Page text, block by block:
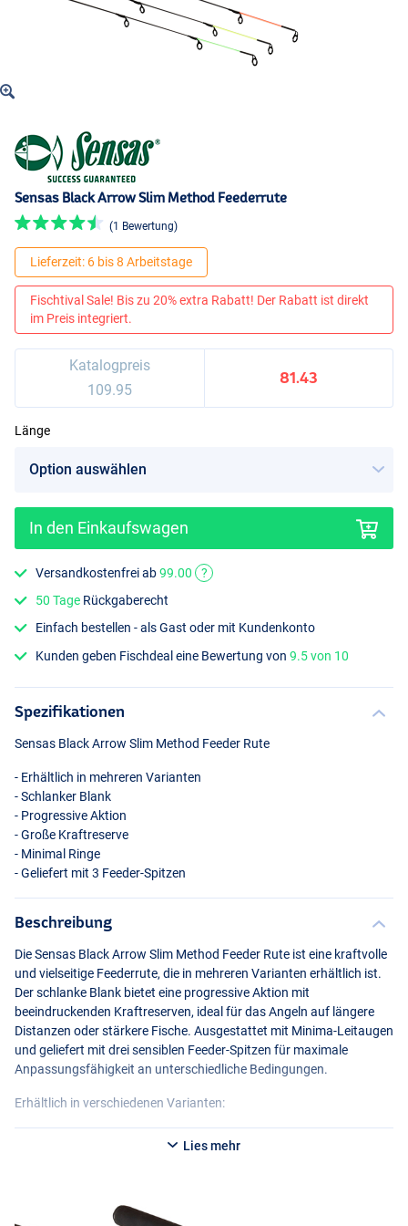
Sensas Black Arrow Slim Method Feederrute
(1 Bewertung)
Lieferzeit: 6 bis 8 Arbeitstage
Fischtival Sale! Bis zu 20% extra Rabatt! Der Rabatt ist direkt
im Preis integriert.
Katalogpreis
109.95
81.43
Länge
In den Einkaufswagen
Versandkostenfrei ab99.00
?
50 Tage Rückgaberecht
Einfach bestellen - als Gast oder mit Kundenkonto
Kunden geben Fischdeal eine Bewertung von9.5 von 10
Spezifikationen
Sensas Black Arrow Slim Method Feeder Rute
- Erhältlich in mehreren Varianten
- Schlanker Blank
- Progressive Aktion
- Große Kraftreserve
- Minimal Ringe
- Geliefert mit 3 Feeder-Spitzen
Beschreibung
Die Sensas Black Arrow Slim Method Feeder Rute ist eine kraftvolle
und vielseitige Feederrute, die in mehreren Varianten erhältlich ist.
Der schlanke Blank bietet eine progressive Aktion mit
beeindruckenden Kraftreserven, ideal für das Angeln auf längere
Distanzen oder stärkere Fische. Ausgestattet mit Minima-Leitaugen
und geliefert mit drei sensiblen Feeder-Spitzen für maximale
Anpassungsfähigkeit an unterschiedliche Bedingungen.
Erhältlich in verschiedenen Varianten:
- Wurfweite: 154cm
Lies mehr